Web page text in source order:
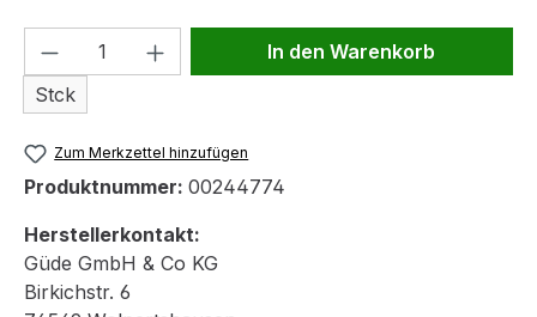
Produkt Anzahl: Gib den
Stck
In den Warenkorb
Zum Merkzettel hinzufügen
Produktnummer: 00244774
Herstellerkontakt:
Güde GmbH & Co KG
Birkichstr. 6